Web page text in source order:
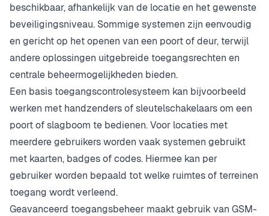
beschikbaar, afhankelijk van de locatie en het gewenste
beveiligingsniveau. Sommige systemen zijn eenvoudig
en gericht op het openen van een poort of deur, terwijl
andere oplossingen uitgebreide toegangsrechten en
centrale beheermogelijkheden bieden.
Een basis toegangscontrolesysteem kan bijvoorbeeld
werken met handzenders of sleutelschakelaars om een
poort of slagboom te bedienen. Voor locaties met
meerdere gebruikers worden vaak systemen gebruikt
met kaarten, badges of codes. Hiermee kan per
gebruiker worden bepaald tot welke ruimtes of terreinen
toegang wordt verleend.
Geavanceerd toegangsbeheer maakt gebruik van GSM-